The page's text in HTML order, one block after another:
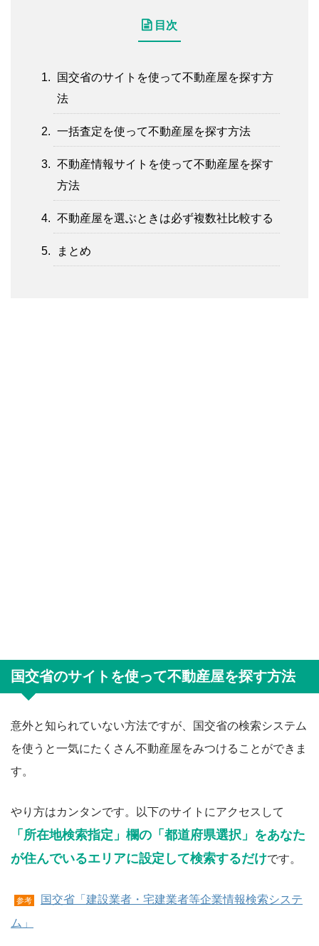
目次
国交省のサイトを使って不動産屋を探す方
法
一括査定を使って不動産屋を探す方法
不動産情報サイトを使って不動産屋を探す
方法
不動産屋を選ぶときは必ず複数社比較する
まとめ
国交省のサイトを使って不動産屋を探す方法
意外と知られていない方法ですが、国交省の検索システム
を使うと一気にたくさん不動産屋をみつけることができま
す。
やり方はカンタンです。以下のサイトにアクセスして
「所在地検索指定」欄の「都道府県選択」をあなた
が住んでいるエリアに設定して検索するだけです。
参考
国交省「建設業者・宅建業者等企業情報検索システ
ム」